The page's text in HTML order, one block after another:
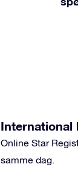
International
Online Star
samme dag.